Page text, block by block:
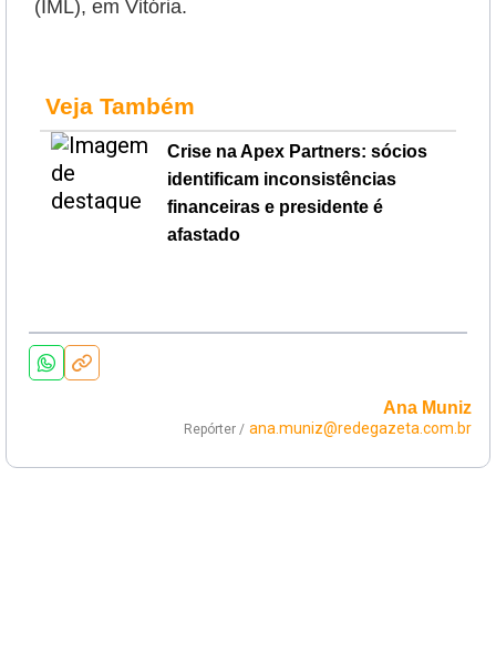
(IML), em Vitória.
Veja Também
Crise na Apex Partners: sócios
identificam inconsistências
financeiras e presidente é
afastado
Ana Muniz
Repórter / ana.muniz@redegazeta.com.br